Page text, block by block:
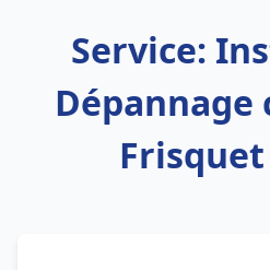
Service:
Dépannage